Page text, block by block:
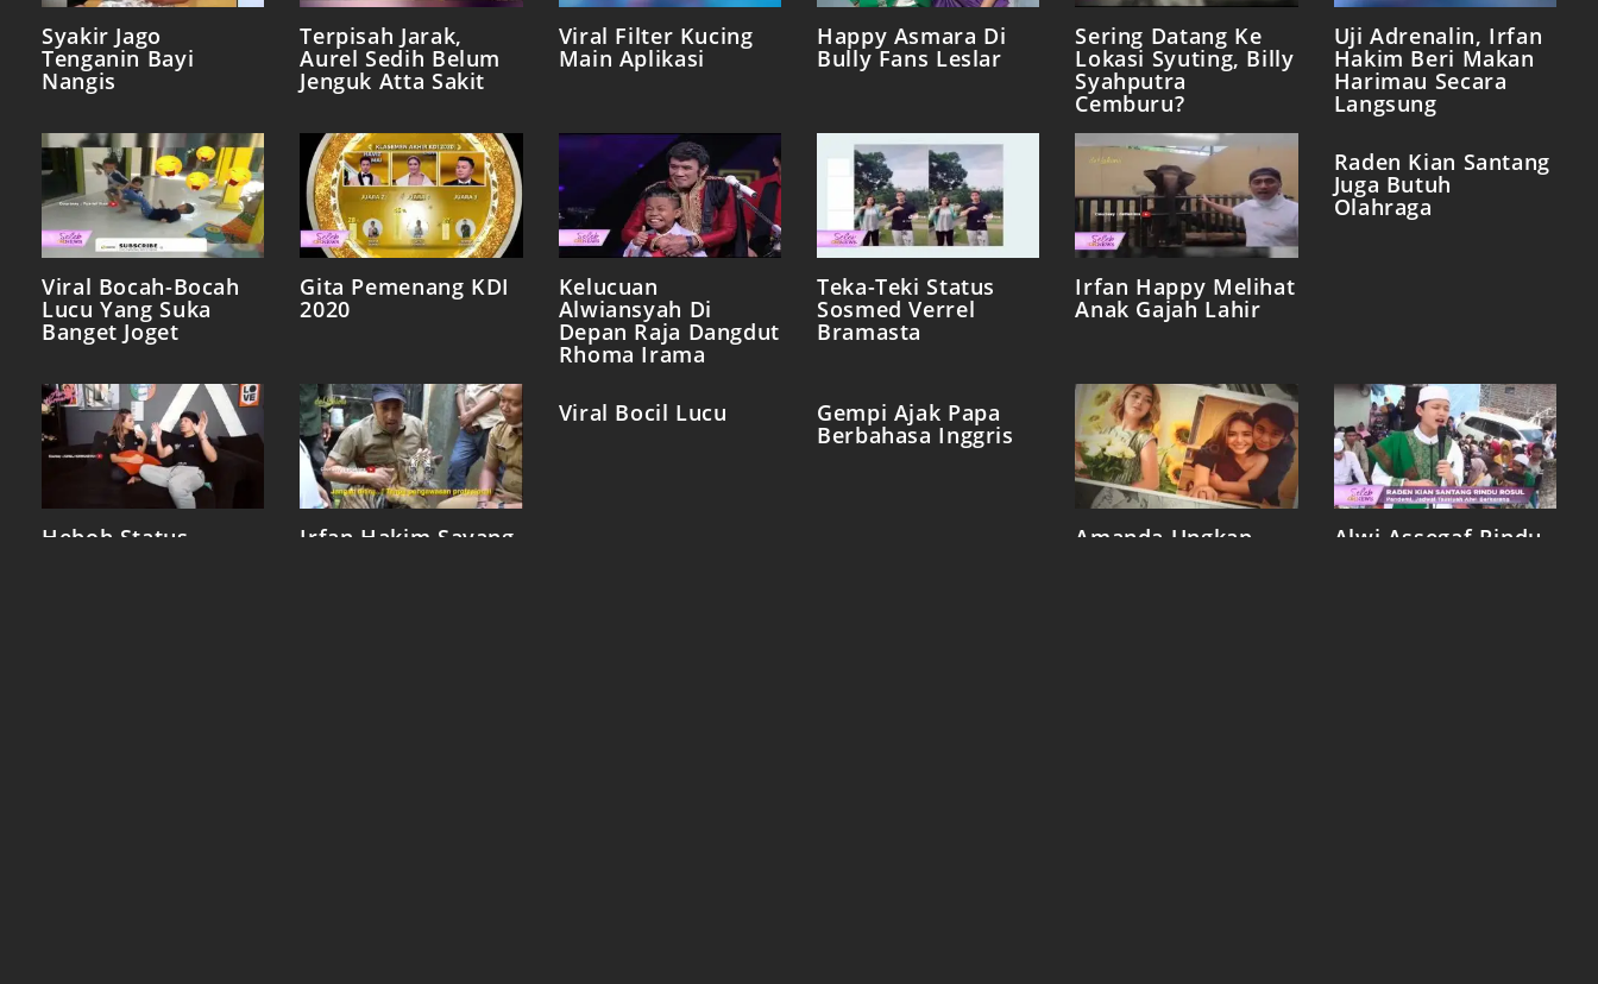
Syakir Jago
Tenganin Bayi
Nangis
Terpisah Jarak,
Aurel Sedih Belum
Jenguk Atta Sakit
Viral Filter Kucing
Main Aplikasi
Happy Asmara Di
Bully Fans Leslar
Sering Datang Ke
Lokasi Syuting, Billy
Syahputra
Cemburu?
Uji Adrenalin, Irfan
Hakim Beri Makan
Harimau Secara
Langsung
Viral Bocah-Bocah
Lucu Yang Suka
Banget Joget
Gita Pemenang KDI
2020
Kelucuan
Alwiansyah Di
Depan Raja Dangdut
Rhoma Irama
Teka-Teki Status
Sosmed Verrel
Bramasta
Irfan Happy Melihat
Anak Gajah Lahir
Heboh Status Irfan Hakim Sayang Amanda Ungkap Alwi Assegaf Rindu